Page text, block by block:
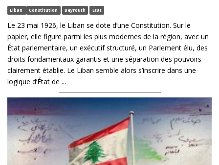
Liban Constitution Beyrouth État
Le 23 mai 1926, le Liban se dote d’une Constitution. Sur le
papier, elle figure parmi les plus modernes de la région, avec un
État parlementaire, un exécutif structuré, un Parlement élu, des
droits fondamentaux garantis et une séparation des pouvoirs
clairement établie. Le Liban semble alors s’inscrire dans une
logique d’État de ...